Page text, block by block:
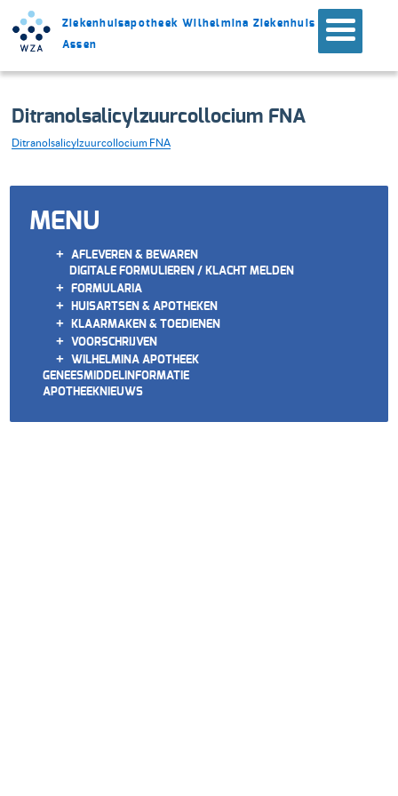
Ziekenhuisapotheek Wilhelmina Ziekenhuis
Assen
Ditranolsalicylzuurcollocium FNA
Ditranolsalicylzuurcollocium FNA
MENU
+ AFLEVEREN & BEWAREN
DIGITALE FORMULIEREN / KLACHT MELDEN
+ FORMULARIA
+ HUISARTSEN & APOTHEKEN
+ KLAARMAKEN & TOEDIENEN
+ VOORSCHRIJVEN
+ WILHELMINA APOTHEEK
GENEESMIDDELINFORMATIE
APOTHEEKNIEUWS